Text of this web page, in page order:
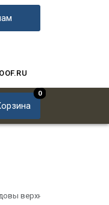
0
верхняя 76 х 76 мм